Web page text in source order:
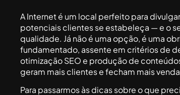
A Internet é um local perfeito para
potenciais clientes se estabeleça — e o
qualidade. Já não é uma opção, é uma
fundamentado, assente em critérios de
otimização SEO e produção de
geram mais clientes e fecham mais
Para passarmos às dicas sobre o que